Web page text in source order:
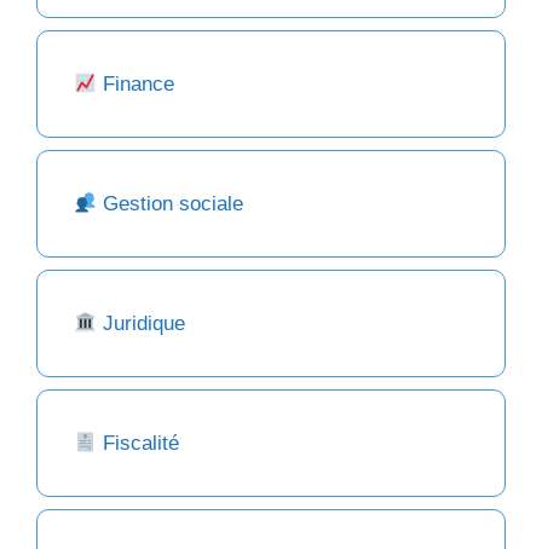
Finance
Gestion sociale
Juridique
Fiscalité